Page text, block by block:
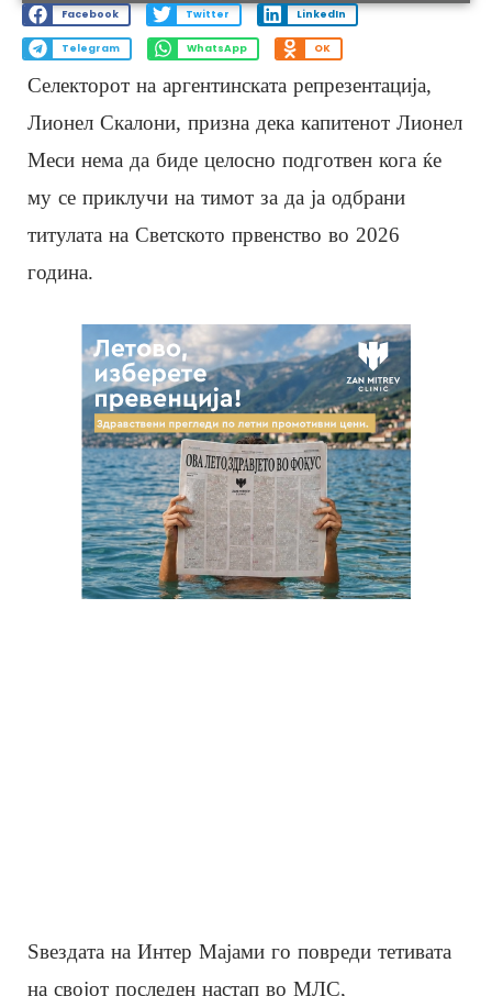
Facebook Twitter LinkedIn
Telegram WhatsApp OK
Селекторот на аргентинската репрезентација,
Лионел Скалони, призна дека капитенот Лионел
Меси нема да биде целосно подготвен кога ќе
му се приклучи на тимот за да ја одбрани
титулата на Светското првенство во 2026
година.
Ѕвездата на Интер Мајами го повреди тетивата
на својот последен настап во МЛС,